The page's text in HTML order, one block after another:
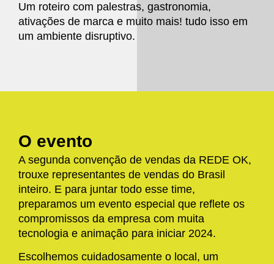
Um roteiro com palestras, gastronomia,
ativações de marca e muito mais! tudo isso em
um ambiente disruptivo.
O evento
A segunda convenção de vendas da REDE OK,
trouxe representantes de vendas do Brasil
inteiro. E para juntar todo esse time,
preparamos um evento especial que reflete os
compromissos da empresa com muita
tecnologia e animação para iniciar 2024.
​Escolhemos cuidadosamente o local, um